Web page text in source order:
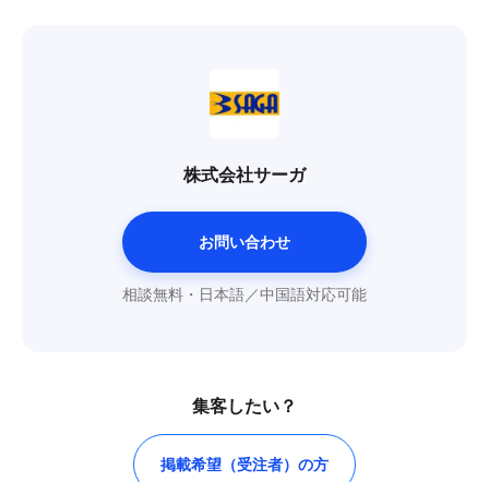
株式会社サーガ
お問い合わせ
相談無料・日本語／中国語対応可能
集客したい？
掲載希望（受注者）の方